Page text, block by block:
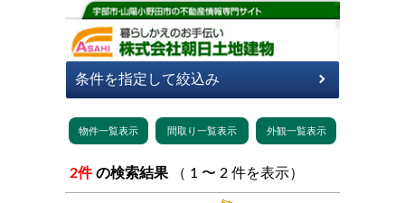
2件 の検索結果 （ 1 〜 2 件を表示）